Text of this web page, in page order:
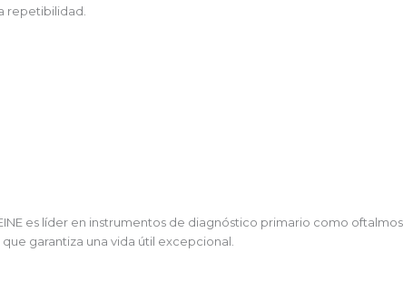
repetibilidad.
es líder en instrumentos de diagnóstico primario como
garantiza una vida útil excepcional.